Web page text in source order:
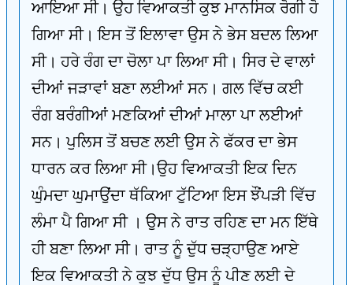
ਆਇਆ ਸੀ। ਉਹ ਵਿਆਕਤੀ ਕੁਝ ਮਾਨਸਿਕ ਰੋਗੀ ਹੋ
ਗਿਆ ਸੀ। ਇਸ ਤੋਂ ਇਲਾਵਾ ਉਸ ਨੇ ਭੇਸ ਬਦਲ ਲਿਆ
ਸੀ। ਹਰੇ ਰੰਗ ਦਾ ਚੋਲਾ ਪਾ ਲਿਆ ਸੀ। ਸਿਰ ਦੇ ਵਾਲਾਂ
ਦੀਆਂ ਜੜਾਵਾਂ ਬਣਾ ਲਈਆਂ ਸਨ। ਗਲ ਵਿੱਚ ਕਈ
ਰੰਗ ਬਰੰਗੀਆਂ ਮਣਕਿਆਂ ਦੀਆਂ ਮਾਲਾ ਪਾ ਲਈਆਂ
ਸਨ। ਪੁਲਿਸ ਤੋਂ ਬਚਣ ਲਈ ਉਸ ਨੇ ਫੱਕਰ ਦਾ ਭੇਸ
ਧਾਰਨ ਕਰ ਲਿਆ ਸੀ।ਉਹ ਵਿਆਕਤੀ ਇਕ ਦਿਨ
ਘੁੰਮਦਾ ਘੁਮਾਉਂਦਾ ਥੱਕਿਆ ਟੁੱਟਿਆ ਇਸ ਝੌਂਪੜੀ ਵਿੱਚ
ਲੰਮਾ ਪੈ ਗਿਆ ਸੀ । ਉਸ ਨੇ ਰਾਤ ਰਹਿਣ ਦਾ ਮਨ ਇੱਥੇ
ਹੀ ਬਣਾ ਲਿਆ ਸੀ। ਰਾਤ ਨੂੰ ਦੁੱਧ ਚੜ੍ਹਾਉਣ ਆਏ
ਇਕ ਵਿਆਕਤੀ ਨੇ ਕੁਝ ਦੁੱਧ ਉਸ ਨੂੰ ਪੀਣ ਲਈ ਦੇ